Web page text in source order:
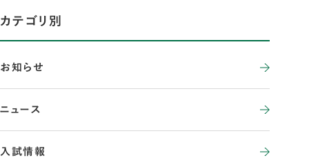
カテゴリ別
お知らせ
ニュース
入試情報